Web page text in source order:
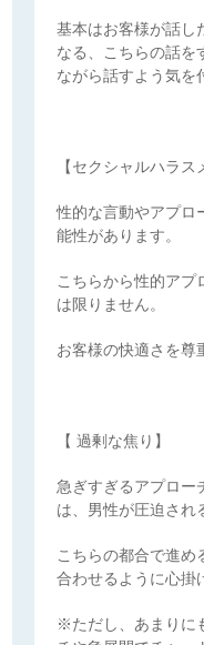
基本はお客様が話し
なる、こちらの話を
ながら話すよう気を
【セクシャルハラス
性的な言動やアプロ
能性があります。
こちらから性的アプ
は限りません。
お客様の快適さを尊
【 過剰な焦り】
急ぎすぎるアプロー
は、男性が圧迫され
こちらの都合で進め
合わせるように心掛
※ただし、あまりに